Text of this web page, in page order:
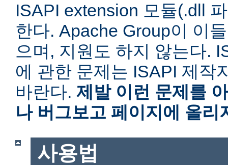
ISAPI extension 모듈(.dll
한다. Apache Group이 이
으며, 지원도 하지 않는다.
에 관한 문제는 ISAPI 제작
바란다. 제발 이런 문제를
나 버그보고 페이지에 올리
사용법